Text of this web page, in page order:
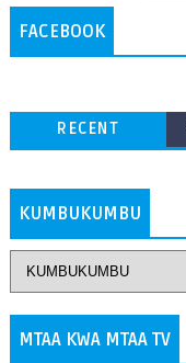
FACEBOOK
RECENT
KUMBUKUMBU
MTAA KWA MTAA TV